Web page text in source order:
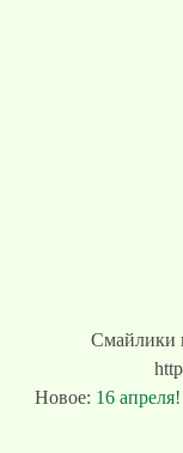
Смайлики
Новое: 16